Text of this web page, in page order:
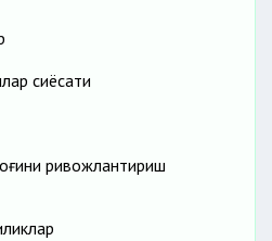
сиёсати
ривожлантириш